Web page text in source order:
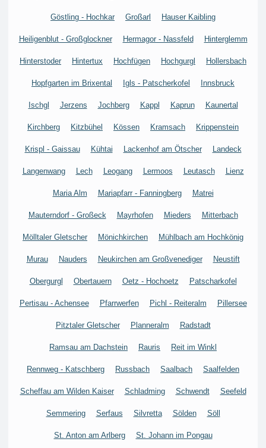
Göstling - Hochkar Großarl Hauser Kaibling
Heiligenblut - Großglockner Hermagor - Nassfeld Hinterglemm
Hinterstoder Hintertux Hochfügen Hochgurgl Hollersbach
Hopfgarten im Brixental Igls - Patscherkofel Innsbruck
Ischgl Jerzens Jochberg Kappl Kaprun Kaunertal
Kirchberg Kitzbühel Kössen Kramsach Krippenstein
Krispl - Gaissau Kühtai Lackenhof am Ötscher Landeck
Langenwang Lech Leogang Lermoos Leutasch Lienz
Maria Alm Mariapfarr - Fanningberg Matrei
Mauterndorf - Großeck Mayrhofen Mieders Mitterbach
Mölltaler Gletscher Mönichkirchen Mühlbach am Hochkönig
Murau Nauders Neukirchen am Großvenediger Neustift
Obergurgl Obertauern Oetz - Hochoetz Patscharkofel
Pertisau - Achensee Pfarrwerfen Pichl - Reiteralm Pillersee
Pitztaler Gletscher Planneralm Radstadt
Ramsau am Dachstein Rauris Reit im Winkl
Rennweg - Katschberg Russbach Saalbach Saalfelden
Scheffau am Wilden Kaiser Schladming Schwendt Seefeld
Semmering Serfaus Silvretta Sölden Söll
St. Anton am Arlberg St. Johann im Pongau